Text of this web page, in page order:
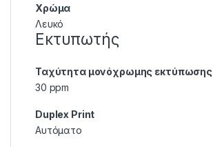
Χρώμα
Λευκό
Εκτυπωτής
Ταχύτητα μονόχρωμης εκτύπωσης
30 ppm
Duplex Print
Αυτόματο